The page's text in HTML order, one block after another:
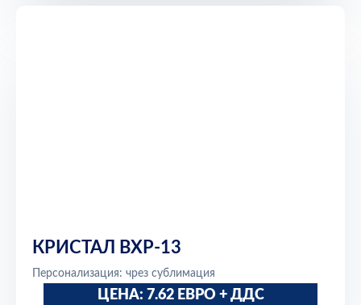
КРИСТАЛ BXP-13
Персонализация: чрез сублимация
ЦЕНА: 7.62 ЕВРО + ДДС